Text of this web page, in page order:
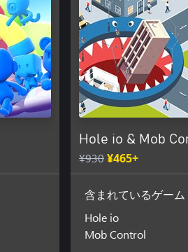
Hole io & Mob
¥930¥465+
含まれているゲーム
Hole io
Mob Control